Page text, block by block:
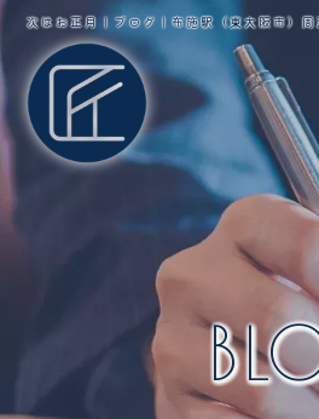
次はお正月｜ブログ｜布施駅（東大阪市）